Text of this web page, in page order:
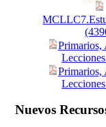
Primarios,
Primarios,
Nuevos